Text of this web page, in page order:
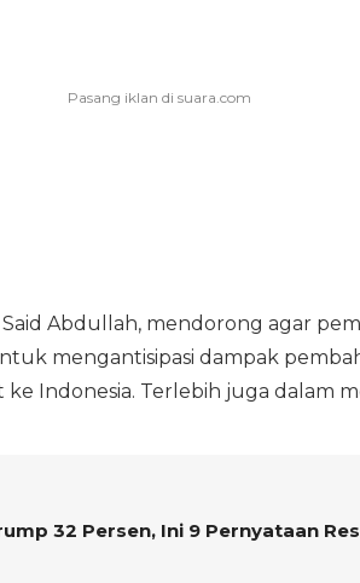
Abdullah, mendorong agar
mengantisipasi dampak
Indonesia. Terlebih juga dalam
32 Persen, Ini 9 Pernyataan